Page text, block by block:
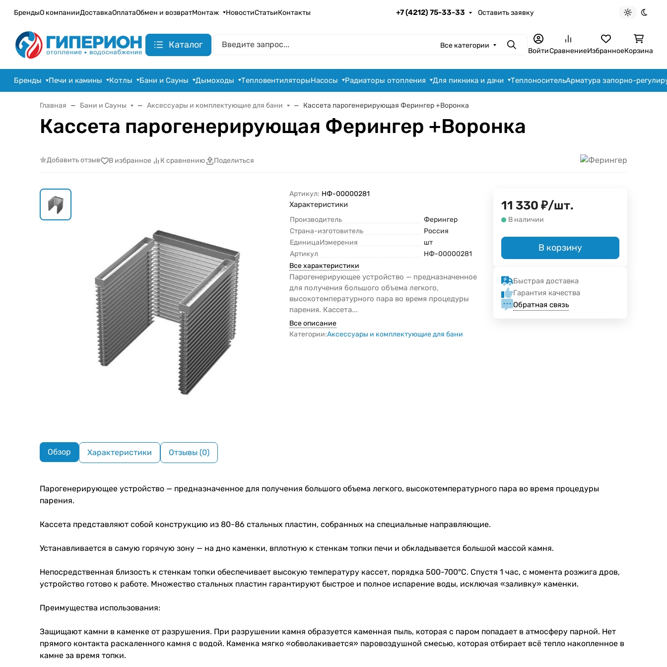
БрендыО компанииДоставкаОплатаОбмен и возвратМонтаж НовостиСтатьиКонтакты +7 (4212) 75-33-33 Оставить заявку
Светлая
Каталог Все категории ПоискВойтиСравнениеИзбранноеКорзина
Бренды Печи и камины Котлы Бани и Сауны Дымоходы ТепловентиляторыНасосы Радиаторы отопления Для пикника и дачи ТеплоносительАрматура запорно-
Главная Бани и Сауны Аксессуары и комплектующие для бани Кассета парогенерирующая Ферингер +Воронка
Кассета парогенерирующая Ферингер +Воронка
Добавить отзыв В избранное К сравнению Поделиться
Артикул: НФ-00000281
Характеристики
Производитель
Ферингер
Страна-изготовитель
Россия
ЕдиницаИзмерения
шт
Артикул
НФ-00000281
Все характеристики
Парогенерирующее устройство — предназначенное
для получения большого объема легкого,
высокотемпературного пара во время процедуры
парения. Кассета...
Все описание
Категории:Аксессуары и комплектующие для бани
11 330 ₽/шт.
В наличии
В корзину
Быстрая доставка
Гарантия качества
Обратная связь
Обзор Характеристики Отзывы (0)
Парогенерирующее устройство — предназначенное для получения большого объема легкого, высокотемпературного пара во время процедуры
парения.
Кассета представляют собой конструкцию из 80-86 стальных пластин, собранных на специальные направляющие.
Устанавливается в самую горячую зону — на дно каменки, вплотную к стенкам топки печи и обкладывается большой массой камня.
Непосредственная близость к стенкам топки обеспечивает высокую температуру кассет, порядка 500-700°С. Спустя 1 час, с момента розжига дров,
устройство готово к работе. Множество стальных пластин гарантируют быстрое и полное испарение воды, исключая «заливку» каменки.
Преимущества использования:
Защищают камни в каменке от разрушения. При разрушении камня образуется каменная пыль, которая с паром попадает в атмосферу парной. Нет
прямого контакта раскаленного камня с водой. Каменка мягко «обволакивается» паровоздушной смесью, которая отбирает всё тепло накопленное в
камне за время топки.